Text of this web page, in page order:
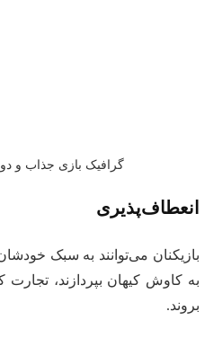
گرافیک بازی جذاب و
انعطاف‌پذیری
بازیکنان می‌توانند به سبک
به کاوش کیهان بپردازند، تجارت
بروند.